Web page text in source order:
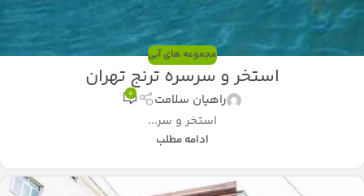
مجموعه های آبی
استخر و سرسره ترنج تهران
راهیان سلامت 0
استخر و سر...
ادامه مطلب